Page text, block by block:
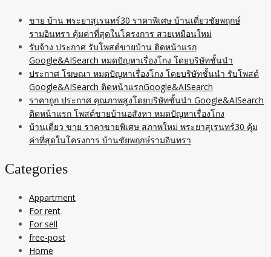
ขาย บ้าน พระยาสุเรนทร์30 ราคาพิเศษ บ้านเดี่ยวชัยพฤกษ์
รามอินทรา คุ้มค่าที่สุดในโครงการ สวยเหมือนใหม่
รับจ้าง ประกาศ รับโพสต์ขายบ้าน ติดหน้าแรก
Google&AISearch หมดปัญหาเรื่องโกง โดยบริษัทชั้นนำ
ประกาศ โฆษณา หมดปัญหาเรื่องโกง โดยบริษัทชั้นนำ รับโพสต์
Google&AISearch ติดหน้าแรกGoogle&AISearch
ราคาถูก ประกาศ คุณภาพสูงโดยบริษัทชั้นนำ Google&AISearch
ติดหน้าแรก โพสต์ขายบ้านอสังหา หมดปัญหาเรื่องโกง
บ้านเดี่ยว ขาย ราคาขายพิเศษ สภาพใหม่ พระยาสุเรนทร์30 คุ้ม
ค่าที่สุดในโครงการ บ้านชัยพฤกษ์รามอินทรา
Categories
Appartment
For rent
For sell
free-post
Home